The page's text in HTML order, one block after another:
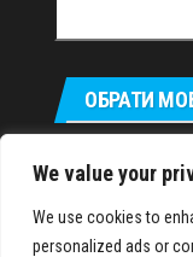
We value your
We use cookies to
personalized ads or
ОБРАТИ
Русский